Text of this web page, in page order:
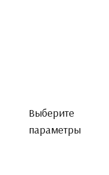
Выберите
параметры